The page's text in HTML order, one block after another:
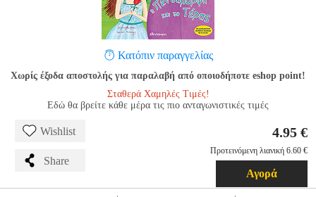
Κατόπιν παραγγελίας
Χωρίς έξοδα αποστολής για παραλαβή από οποιοδήποτε eshop point!
Σταθερά Χαμηλές Τιμές!
Εδώ θα βρείτε κάθε μέρα τις πιο ανταγωνιστικές τιμές
Wishlist
Share
4.95 €
Προτεινόμενη λιανική 6.60 €
Αγορά